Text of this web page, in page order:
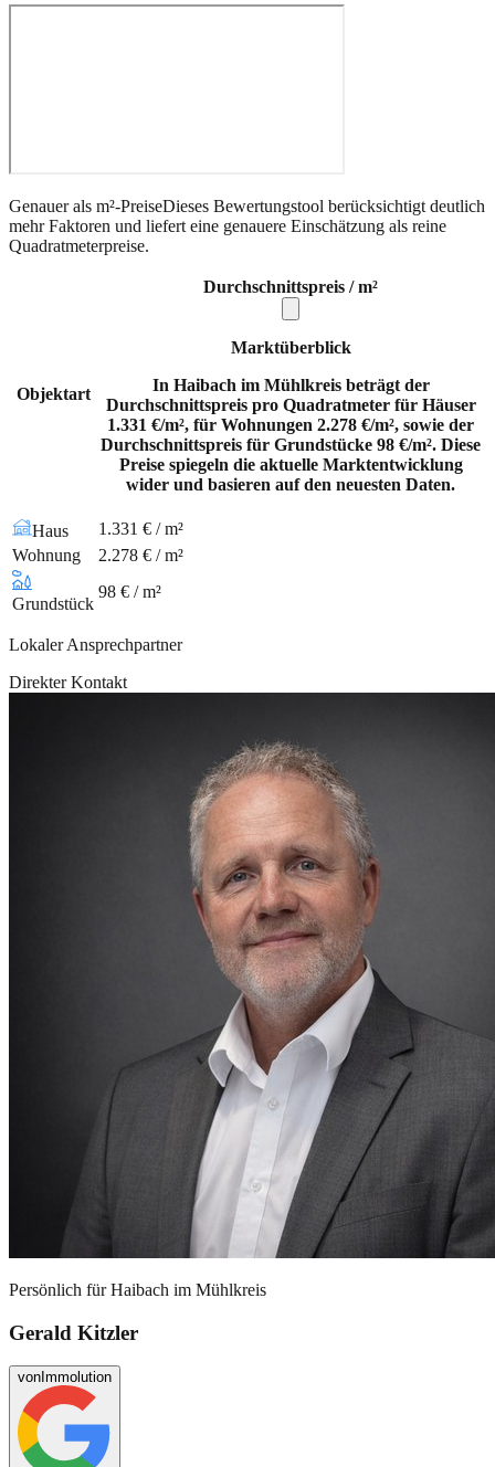
Genauer als m²-PreiseDieses Bewertungstool berücksichtigt deutlich
mehr Faktoren und liefert eine genauere Einschätzung als reine
Quadratmeterpreise.
Objektart
Durchschnittspreis / m²
Marktüberblick
In Haibach im Mühlkreis beträgt der
Durchschnittspreis pro Quadratmeter für Häuser
1.331 €/m², für Wohnungen 2.278 €/m², sowie der
Durchschnittspreis für Grundstücke 98 €/m². Diese
Preise spiegeln die aktuelle Marktentwicklung
wider und basieren auf den neuesten Daten.
Haus
1.331 € / m²
Wohnung
2.278 € / m²
Grundstück
98 € / m²
Lokaler Ansprechpartner
Direkter Kontakt
Persönlich fürHaibach im Mühlkreis
Gerald Kitzler
von Immolution